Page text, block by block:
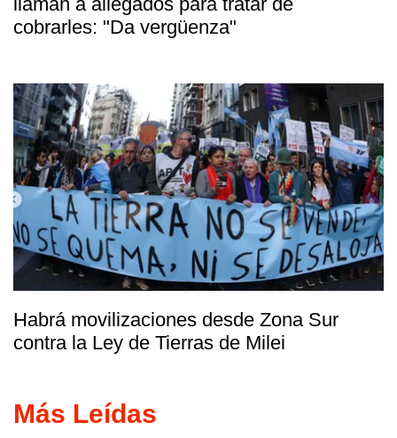
cobrarles: "Da vergüenza"
Habrá movilizaciones desde Zona Sur
contra la Ley de Tierras de Milei
Más Leídas